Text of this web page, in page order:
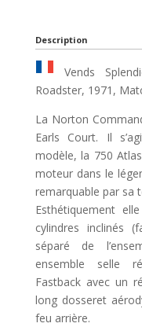
Description
Vends
Roadster, 1971,
La Norton
Earls Court. Il
modèle, la 750
moteur dans le
remarquable par sa
Esthétiquement
cylindres inclinés
séparé de
ensemble selle
Fastback avec un
long dosseret
feu arrière.